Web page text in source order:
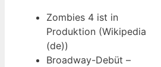
Zombies 4 ist in
Produktion (Wikipedia
(de))
Broadway-Debüt –